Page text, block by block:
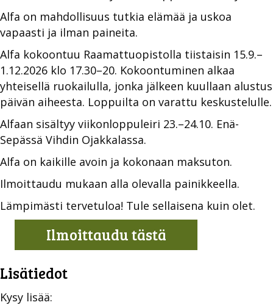
Alfa on mahdollisuus tutkia elämää ja uskoa
vapaasti ja ilman paineita.
Alfa kokoontuu Raamattuopistolla tiistaisin 15.9.–
1.12.2026 klo 17.30–20. Kokoontuminen alkaa
yhteisellä ruokailulla, jonka jälkeen kuullaan alustus
päivän aiheesta. Loppuilta on varattu keskustelulle.
Alfaan sisältyy viikonloppuleiri 23.–24.10. Enä-
Sepässä Vihdin Ojakkalassa.
Alfa on kaikille avoin ja kokonaan maksuton.
Ilmoittaudu mukaan alla olevalla painikkeella.
Lämpimästi tervetuloa! Tule sellaisena kuin olet.
Ilmoittaudu tästä
Lisätiedot
Kysy lisää: